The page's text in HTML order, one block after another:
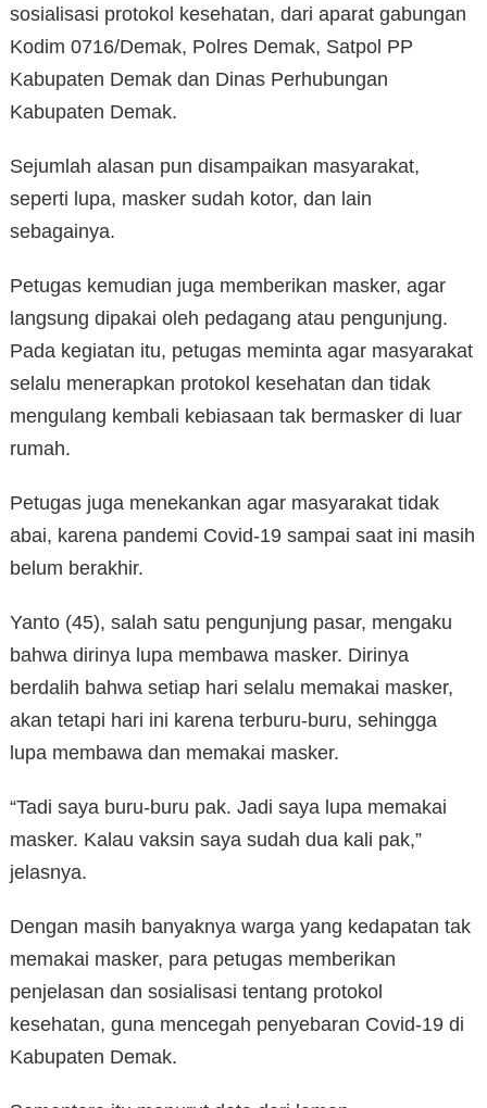
sosialisasi protokol kesehatan, dari aparat gabungan
Kodim 0716/Demak, Polres Demak, Satpol PP
Kabupaten Demak dan Dinas Perhubungan
Kabupaten Demak.
Sejumlah alasan pun disampaikan masyarakat,
seperti lupa, masker sudah kotor, dan lain
sebagainya.
Petugas kemudian juga memberikan masker, agar
langsung dipakai oleh pedagang atau pengunjung.
Pada kegiatan itu, petugas meminta agar masyarakat
selalu menerapkan protokol kesehatan dan tidak
mengulang kembali kebiasaan tak bermasker di luar
rumah.
Petugas juga menekankan agar masyarakat tidak
abai, karena pandemi Covid-19 sampai saat ini masih
belum berakhir.
Yanto (45), salah satu pengunjung pasar, mengaku
bahwa dirinya lupa membawa masker. Dirinya
berdalih bahwa setiap hari selalu memakai masker,
akan tetapi hari ini karena terburu-buru, sehingga
lupa membawa dan memakai masker.
“Tadi saya buru-buru pak. Jadi saya lupa memakai
masker. Kalau vaksin saya sudah dua kali pak,”
jelasnya.
Dengan masih banyaknya warga yang kedapatan tak
memakai masker, para petugas memberikan
penjelasan dan sosialisasi tentang protokol
kesehatan, guna mencegah penyebaran Covid-19 di
Kabupaten Demak.